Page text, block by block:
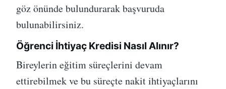
göz önünde bulundurarak başvuruda
bulunabilirsiniz.
Öğrenci İhtiyaç Kredisi Nasıl Alınır?
Bireylerin eğitim süreçlerini devam
ettirebilmek ve bu süreçte nakit ihtiyaçlarını